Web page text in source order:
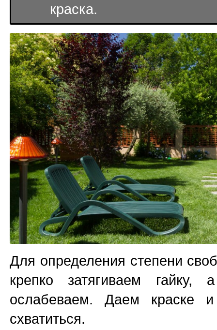
краска.
Для определения степени
крепко затягиваем гайку,
ослабеваем. Даем краске и
схватиться.